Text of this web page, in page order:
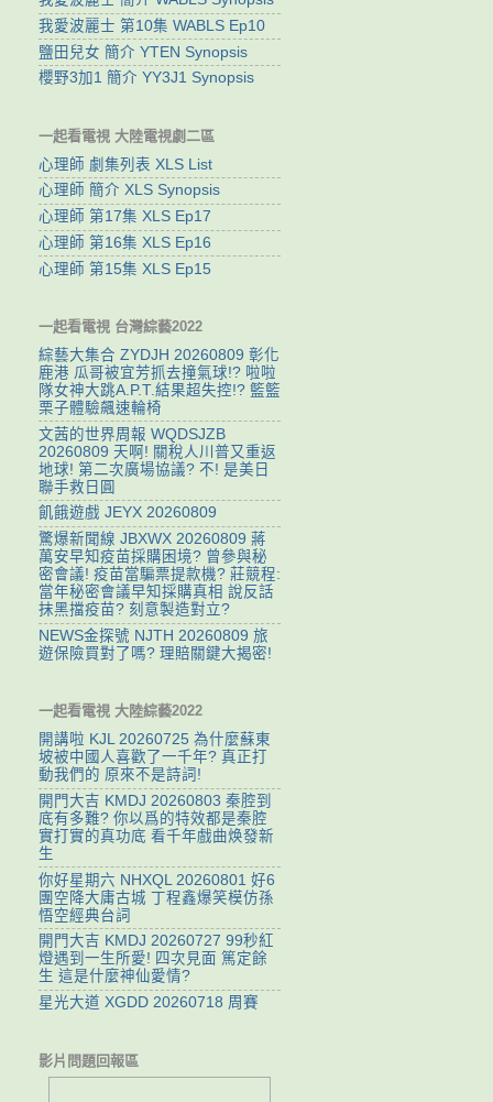
我愛波麗士 第10集 WABLS Ep10
鹽田兒女 簡介 YTEN Synopsis
櫻野3加1 簡介 YY3J1 Synopsis
一起看電視 大陸電視劇二區
心理師 劇集列表 XLS List
心理師 簡介 XLS Synopsis
心理師 第17集 XLS Ep17
心理師 第16集 XLS Ep16
心理師 第15集 XLS Ep15
一起看電視 台灣綜藝2022
綜藝大集合 ZYDJH 20260809 彰化
鹿港 瓜哥被宜芳抓去撞氣球!? 啦啦
隊女神大跳A.P.T.結果超失控!? 籃籃
栗子體驗飆速輪椅
文茜的世界周報 WQDSJZB
20260809 天啊! 關稅人川普又重返
地球! 第二次廣場協議? 不! 是美日
聯手救日圓
飢餓遊戲 JEYX 20260809
驚爆新聞線 JBXWX 20260809 蔣
萬安早知疫苗採購困境? 曾參與秘
密會議! 疫苗當騙票提款機? 莊競程:
當年秘密會議早知採購真相 說反話
抹黑擋疫苗? 刻意製造對立?
NEWS金探號 NJTH 20260809 旅
遊保險買對了嗎? 理賠關鍵大揭密!
一起看電視 大陸綜藝2022
開講啦 KJL 20260725 為什麼蘇東
坡被中國人喜歡了一千年? 真正打
動我們的 原來不是詩詞!
開門大吉 KMDJ 20260803 秦腔到
底有多難? 你以爲的特效都是秦腔
實打實的真功底 看千年戲曲焕發新
生
你好星期六 NHXQL 20260801 好6
團空降大庸古城 丁程鑫爆笑模仿孫
悟空經典台詞
開門大吉 KMDJ 20260727 99秒紅
燈遇到一生所愛! 四次見面 篤定餘
生 這是什麼神仙愛情?
星光大道 XGDD 20260718 周賽
影片問題回報區